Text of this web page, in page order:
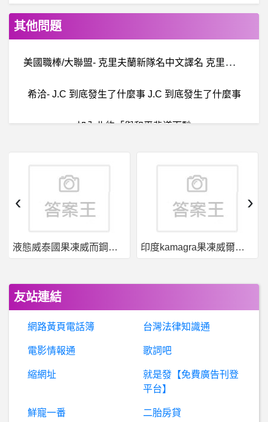
其他問題
美
國職棒/大聯盟- 克里夫蘭新隊名中文譯名 克里夫蘭新隊名中文譯名
希洽- J.C 到底發生了什麼事 J.C 到底發生了什麼事
加入北約「與和平背道而馳
M
onkeys- 桃捷挺猿票13日熱血開賣 搭機捷看球賽荷 桃捷挺猿票13日熱血開賣 搭機捷看球賽荷
美少女夢工場- PM3有全部語音版嗎？
電影- 蝙蝠俠劇情疑問 有雷 蝙蝠俠劇情疑問 有雷
英雄聯盟- MFT現在缺什麼？ MFT現在缺什麼？
B
aseballXXXX- 來幻想一個有趣的交易好了 來幻想一個有趣的交易好了
科
技人-英代爾為什麼不來台設晶圓廠? 英代爾為什麼不來台設晶圓廠?
泰國明星-請問到曼谷的廉價航空？
希洽- 人類帝國有文字獄嗎？ 人類帝國有文字獄嗎？
液態威泰國果凍威而鋼哪裡買 印度kamagra果凍威爾剛用於治療男性勃起功能障礙
‹ ›
友站連結
網路黃頁電話簿 台灣法律知識通
電影情報通 歌詞吧
縮網址
就是發【免費廣告刊登
平台】
鮮寵一番 二胎房貸